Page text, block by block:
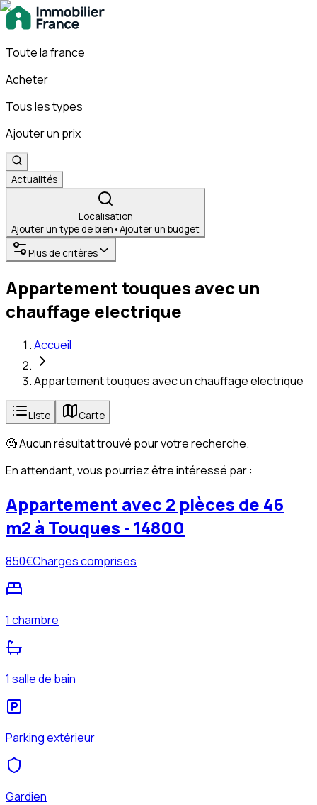
Toute la france
Acheter
Tous les types
Ajouter un prix
Actualités
Localisation
Ajouter un type de bien •Ajouter un budget
Plus de critères
Appartement touques avec un
chauffage electrique
Accueil
Appartement touques avec un chauffage electrique
Liste Carte
🧐 Aucun résultat trouvé pour votre recherche.
En attendant, vous pourriez être intéressé par :
Appartement avec 2 pièces de 46
m2 à Touques - 14800
850€Charges comprises
1 chambre
1 salle de bain
Parking extérieur
Gardien